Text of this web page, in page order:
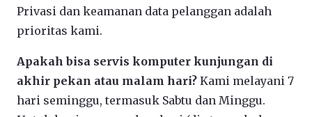
Privasi dan keamanan data pelanggan adalah
prioritas kami.
Apakah bisa servis komputer kunjungan di
akhir pekan atau malam hari? Kami melayani 7
hari seminggu, termasuk Sabtu dan Minggu.